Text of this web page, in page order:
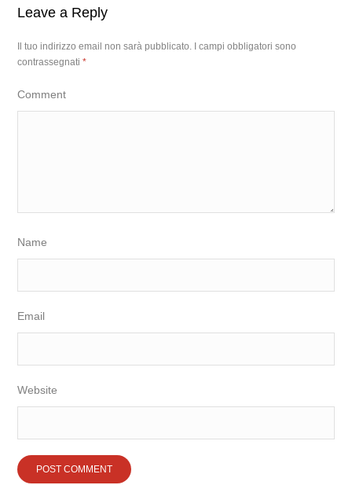
Leave a Reply
Il tuo indirizzo email non sarà pubblicato.
I campi obbligatori sono
contrassegnati*
Comment
Name
Email
Website